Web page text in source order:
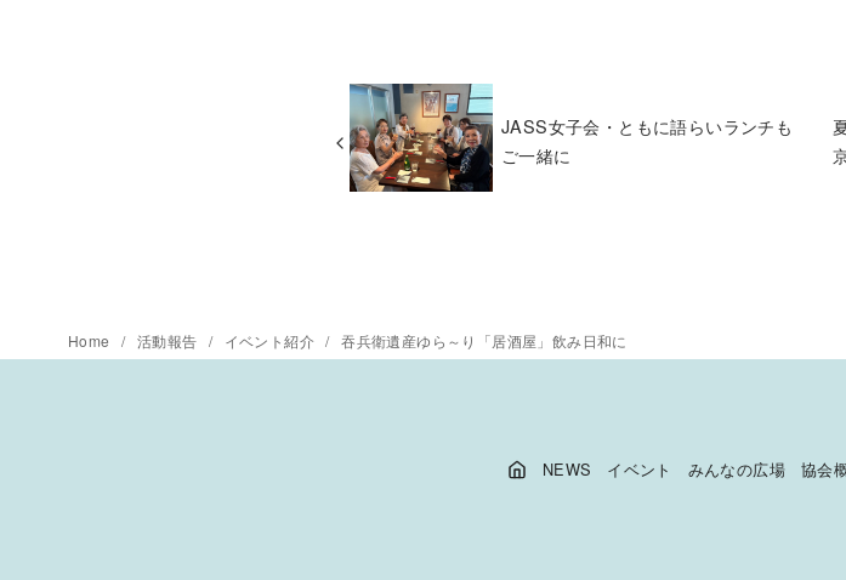
JASS女子会・ともに語らいランチも
ご一緒に
Home 活動報告 イベント紹介 吞兵衛遺産ゆら～り「居酒屋」飲み日和に
NEWS イベント みんなの広場 協会